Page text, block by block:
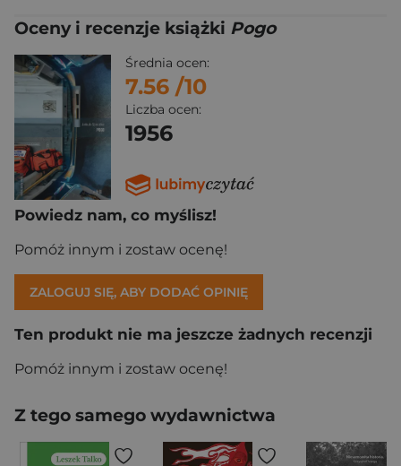
Oceny i recenzje książki Pogo
Średnia ocen:
7.56 /10
Liczba ocen:
1956
Powiedz nam, co myślisz!
Pomóż innym i zostaw ocenę!
ZALOGUJ SIĘ, ABY DODAĆ OPINIĘ
Ten produkt nie ma jeszcze żadnych recenzji
Pomóż innym i zostaw ocenę!
Z tego samego wydawnictwa